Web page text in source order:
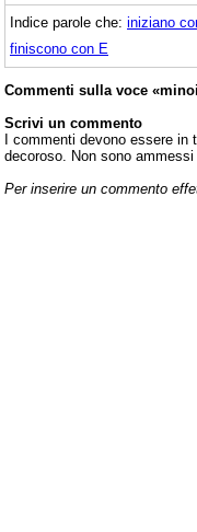
Indice parole che: iniziano
finiscono con E
Commenti sulla voce
Scrivi un commento
I commenti devono essere in
decoroso. Non sono
Per inserire un commento